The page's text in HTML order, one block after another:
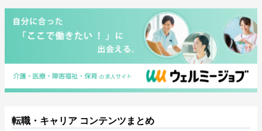
転職・キャリア コンテンツまとめ